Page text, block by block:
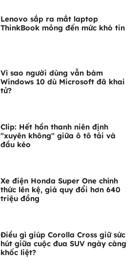
Lenovo sắp ra mắt laptop
ThinkBook mỏng đến mức khó tin
Vì sao người dùng vẫn bám
Windows 10 dù Microsoft đã khai
tử?
Clip: Hết hồn thanh niên định
"xuyên không" giữa ô tô tải và
đầu kéo
Xe điện Honda Super One chính
thức lên kệ, giá quy đổi hơn 640
triệu đồng
Điều gì giúp Corolla Cross giữ sức
hút giữa cuộc đua SUV ngày càng
khốc liệt?